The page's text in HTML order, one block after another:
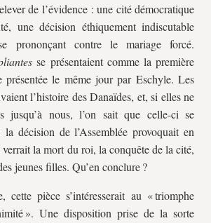
de l’évidence : une cité démocratique
une décision éthiquement indiscutable
prononçant contre le mariage forcé.
se présentaient comme la première
présentée le même jour par Eschyle. Les
l’histoire des Danaïdes, et, si elles ne
jusqu’à nous, l’on sait que celle-ci se
décision de l’Assemblée provoquait en
la mort du roi, la conquête de la cité,
jeunes filles. Qu’en conclure ?
cette pièce s’intéresserait au « triomphe
». Une disposition prise de la sorte